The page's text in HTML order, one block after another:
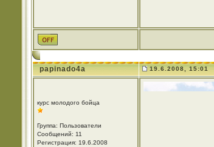
papinado4a 19.6.2008, 15:01
курс молодого бойца
Группа: Пользователи
Сообщений: 11
Регистрация: 19.6.2008